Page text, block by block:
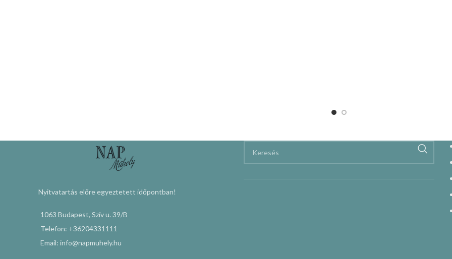
Nyitvatartás előre egyeztetett időpontban!
1063 Budapest, Szív u. 39/B
Telefon: +36204331111
Email: info@napmuhely.hu